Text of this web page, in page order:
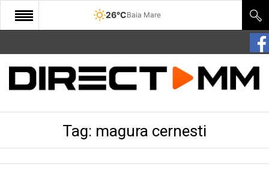
26°CBaia Mare
START
COMUNITATE
Tag: magura cernesti